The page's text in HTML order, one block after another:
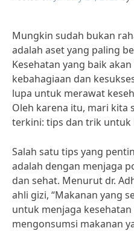
Mungkin sudah bukan
adalah aset yang paling
Kesehatan yang baik
kebahagiaan dan
lupa untuk merawat
Oleh karena itu, mari kita
terkini: tips dan trik untuk
Salah satu tips yang
adalah dengan menjaga
dan sehat. Menurut dr.
ahli gizi, “Makanan yang
untuk menjaga
mengonsumsi makanan